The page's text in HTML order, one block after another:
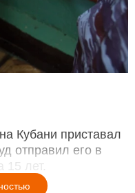
Кубани приставал
отправил его в
15 лет.